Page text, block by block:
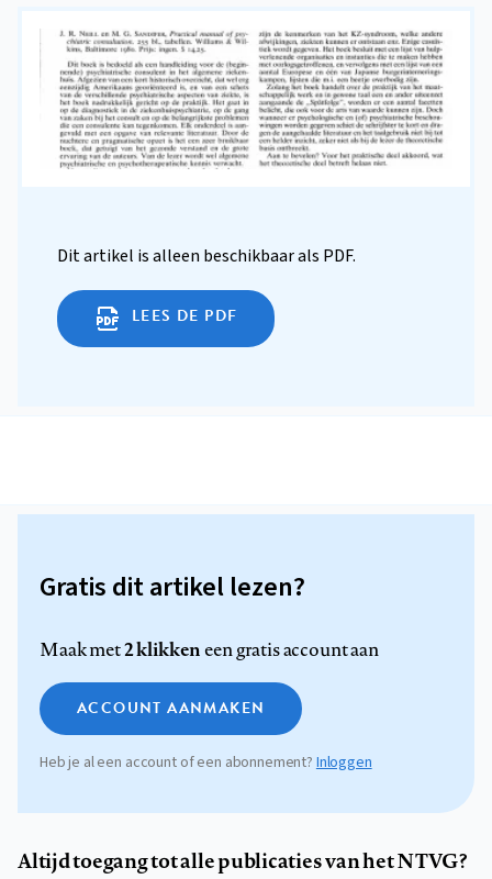
Dit artikel is alleen beschikbaar als PDF.
LEES DE PDF
Gratis dit artikel lezen?
Maak met2 klikkeneen gratis account aan
ACCOUNT AANMAKEN
Heb je al een account of een abonnement? Inloggen
Altijd toegang tot alle publicaties van het NTVG?